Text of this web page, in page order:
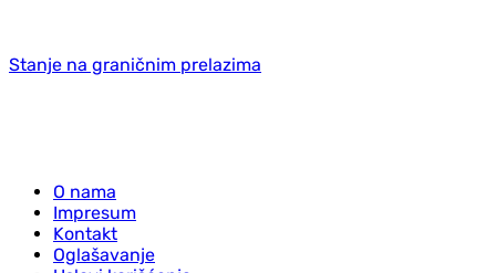
Stanje na graničnim prelazima
O nama
Impresum
Kontakt
Oglašavanje